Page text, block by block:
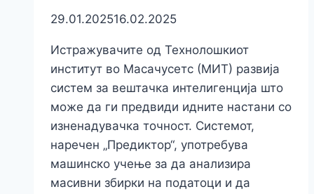
29.01.202516.02.2025
Истражувачите од Технолошкиот
институт во Масачусетс (МИТ) развија
систем за вештачка интелигенција што
може да ги предвиди идните настани со
изненадувачка точност. Системот,
наречен „Предиктор“, употребува
машинско учење за да анализира
масивни збирки на податоци и да